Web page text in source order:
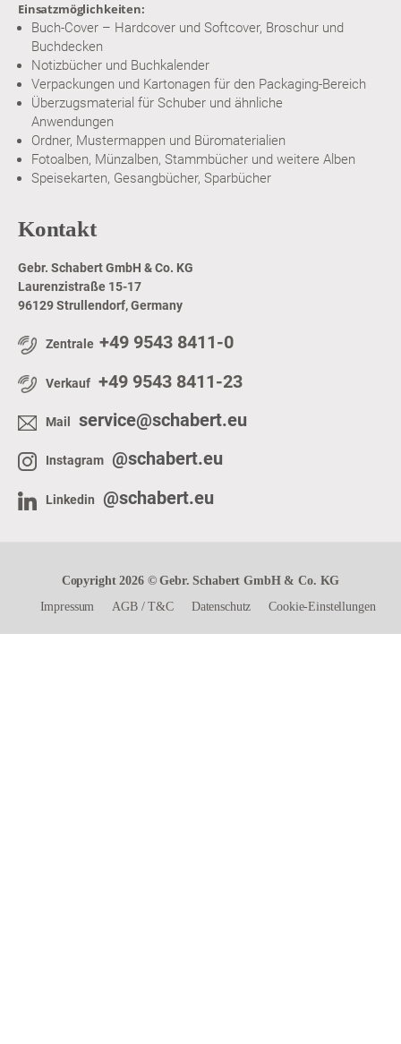
Einsatzmöglichkeiten:
Buch-Cover – Hardcover und Softcover, Broschur und
Buchdecken
Notizbücher und Buchkalender
Verpackungen und Kartonagen für den Packaging-Bereich
Überzugsmaterial für Schuber und ähnliche
Anwendungen
Ordner, Mustermappen und Büromaterialien
Fotoalben, Münzalben, Stammbücher und weitere Alben
Speisekarten, Gesangbücher, Sparbücher
Kontakt
Gebr. Schabert GmbH & Co. KG
Laurenzistraße 15-17
96129 Strullendorf, Germany
Zentrale +49 9543 8411-0
Verkauf +49 9543 8411-23
Mail service@schabert.eu
Instagram @schabert.eu
Linkedin @schabert.eu
Copyright 2026 © Gebr. Schabert GmbH & Co. KG
Impressum
AGB/T&C Datenschutz Cookie-Einstellungen